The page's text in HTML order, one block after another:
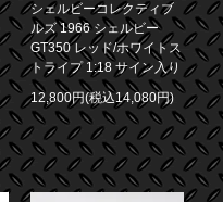
シェルビーコレクティブ
ルズ 1966 シェルビー
GT350 レッド/ホワイトス
トライプ 1:18 サイン入り
12,800円(税込14,080円)